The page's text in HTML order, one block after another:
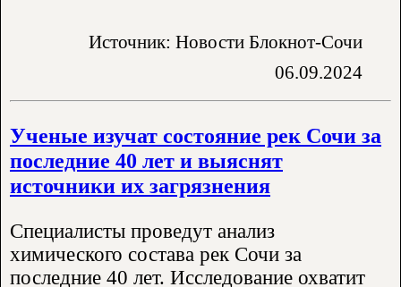
Источник: Новости Блокнот-Сочи
06.09.2024
Ученые изучат состояние рек Сочи за
последние 40 лет и выяснят
источники их загрязнения
Специалисты проведут анализ
химического состава рек Сочи за
последние 40 лет. Исследование охватит